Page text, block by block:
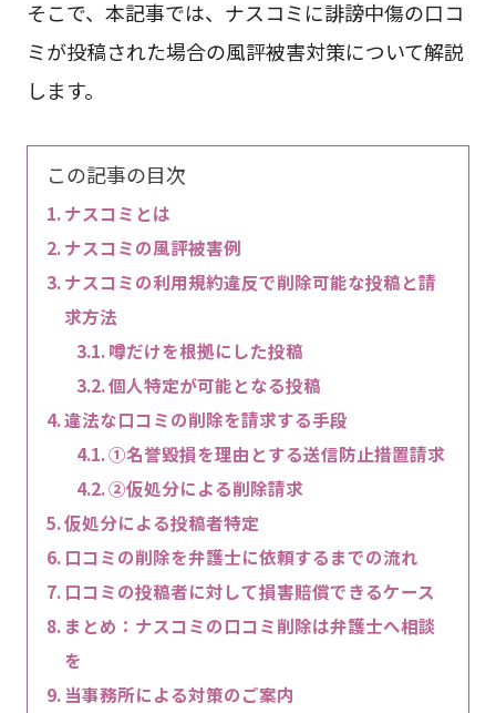
そこで、本記事では、ナスコミに誹謗中傷の口コ
ミが投稿された場合の風評被害対策について解説
します。
この記事の目次
ナスコミとは
ナスコミの風評被害例
ナスコミの利用規約違反で削除可能な投稿と請
求方法
噂だけを根拠にした投稿
個人特定が可能となる投稿
違法な口コミの削除を請求する手段
①名誉毀損を理由とする送信防止措置請求
②仮処分による削除請求
仮処分による投稿者特定
口コミの削除を弁護士に依頼するまでの流れ
口コミの投稿者に対して損害賠償できるケース
まとめ：ナスコミの口コミ削除は弁護士へ相談
を
当事務所による対策のご案内